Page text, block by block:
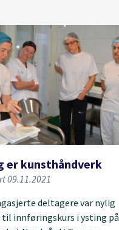
er kunsthåndverk
09.11.2021
deltagere var nylig
innføringskurs i ysting på